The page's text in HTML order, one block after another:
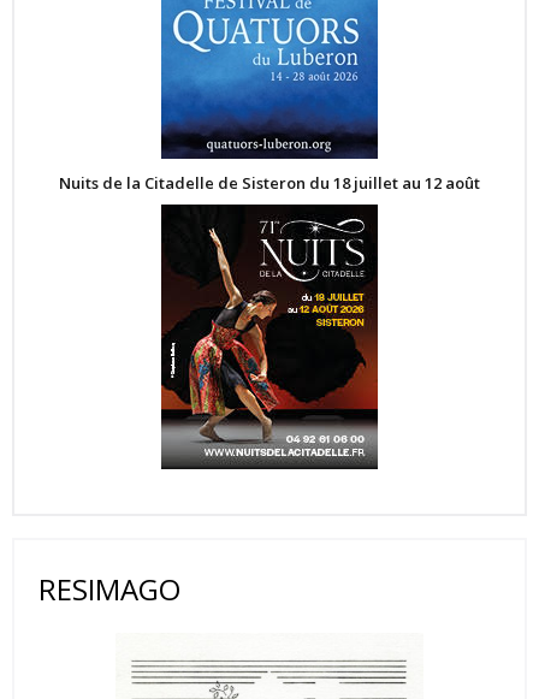
Nuits de la Citadelle de Sisteron du 18 juillet au 12 août
RESIMAGO